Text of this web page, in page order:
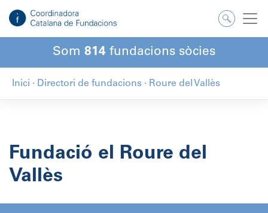
contingut
Som 814 fundacions sòcies
Inici · Directori de fundacions · Roure del Vallès
Fundació el Roure del
Vallès